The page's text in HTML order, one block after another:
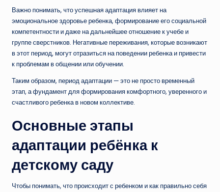
Важно понимать, что успешная адаптация влияет на
эмоциональное здоровье ребенка, формирование его социальной
компетентности и даже на дальнейшее отношение к учебе и
группе сверстников. Негативные переживания, которые возникают
в этот период, могут отразиться на поведении ребенка и привести
к проблемам в общении или обучении.
Таким образом, период адаптации — это не просто временный
этап, а фундамент для формирования комфортного, уверенного и
счастливого ребенка в новом коллективе.
Основные этапы
адаптации ребёнка к
детскому саду
Чтобы понимать, что происходит с ребенком и как правильно себя